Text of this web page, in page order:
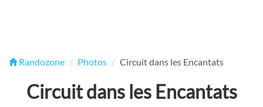
Randozone Photos Circuit dans les Encantats
Circuit dans les Encantats